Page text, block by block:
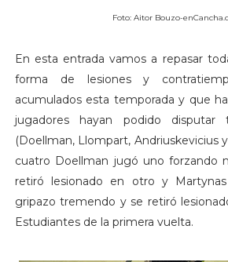
Foto: Aitor Bouzo-
En esta entrada vamos a repasar
forma de lesiones y
acumulados esta temporada y que
jugadores hayan podido disputar
(Doellman, Llompart, Andriuskevicius
cuatro Doellman jugó uno forzando
retiró lesionado en otro y
gripazo tremendo y se retiró
Estudiantes de la primera vuelta.